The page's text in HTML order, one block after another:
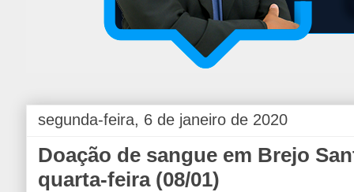
segunda-feira, 6 de janeiro de 2020
Doação de sangue em Brejo
quarta-feira (08/01)